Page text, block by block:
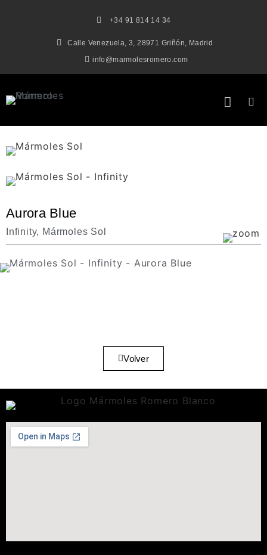
+34 91 814 14 34
Calle Venezuela, 3, 28971 Griñón, Madrid
info@marmolesromero.com
Aurora Blue
Infinity, Mármoles Sol
Volver